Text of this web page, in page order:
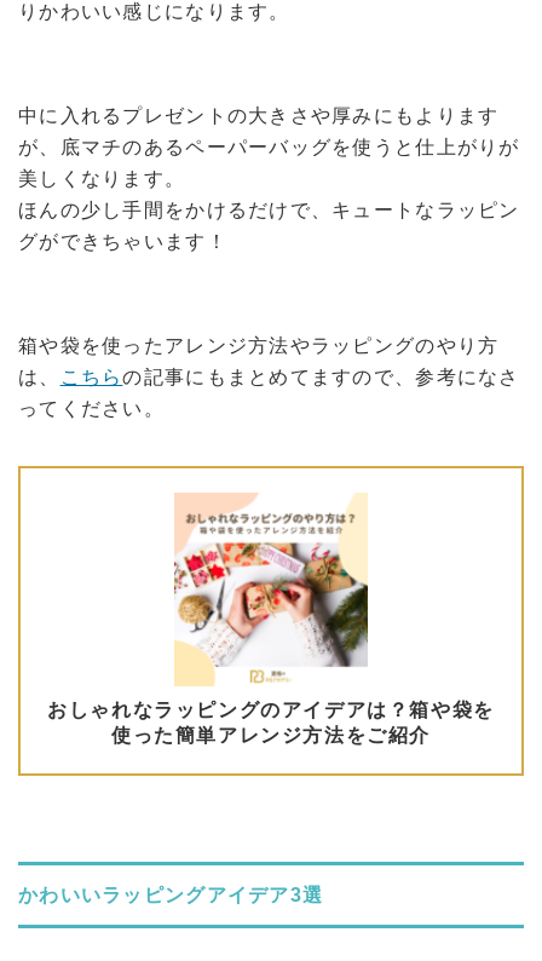
りかわいい感じになります。
中に入れるプレゼントの大きさや厚みにもよります
が、底マチのあるペーパーバッグを使うと仕上がりが
美しくなります。
ほんの少し手間をかけるだけで、キュートなラッピン
グができちゃいます！
箱や袋を使ったアレンジ方法やラッピングのやり方
は、
こちらの記事にもまとめてますので、参考になさ
ってください。
かわいいラッピングアイデア3選